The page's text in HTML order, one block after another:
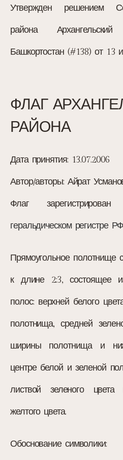
Утвержден решением
района
Башкортостан (#138) от 13
ФЛАГ
РАЙОНА
Дата принятия:13.07.2006
Автор/авторы:Айрат
Флаг
геральдическом регистре РФ
Прямоугольное
к длине 2:3, состоящее
полос: верхней белого
полотнища, средней
ширины полотнища и
центре белой и зеленой
листвой зеленого
желтого цвета.
Обоснование символики: